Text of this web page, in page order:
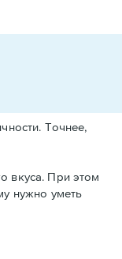
Точнее,
вкуса. При этом
нужно уметь